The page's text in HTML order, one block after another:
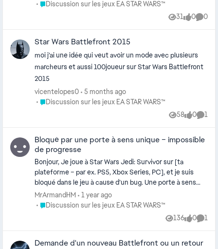
Place Discussion sur les jeux EA STAR WARS™
Discussion sur les jeux EA STAR WARS™
31
Views 0
likes 0
Star Wars Battlefront 2015
moi j’ai une idée qui veut avoir un mode avec plusieurs
marcheurs et aussi 100joueur sur Star Wars Battlefront
2015
vicentelopes0
5 months ago
Place Discussion sur les jeux EA STAR WARS™
Discussion sur les jeux EA STAR WARS™
58
Views 0
likes 1
Bloqué par une porte à sens unique – impossible
de progresse
Bonjour, Je joue à Star Wars Jedi: Survivor sur [ta
plateforme – par ex. PS5, Xbox Series, PC], et je suis
bloqué dans le jeu à cause d’un bug. Une porte à sens
unique reste bloquée, alors que j’ai déjà activé l’élément
que BD-1 devait pirater. L’interaction ne s’affiche plus, et
fonctionne. Le viseur de BD-1 montre bien la porte
MrArmandHM
1 year ago
Place Discussion sur les jeux EA STAR WARS™
Discussion sur les jeux EA STAR WARS™
136
Views 0
likes 1
Demande d'un nouveau Battlefront ou un retour